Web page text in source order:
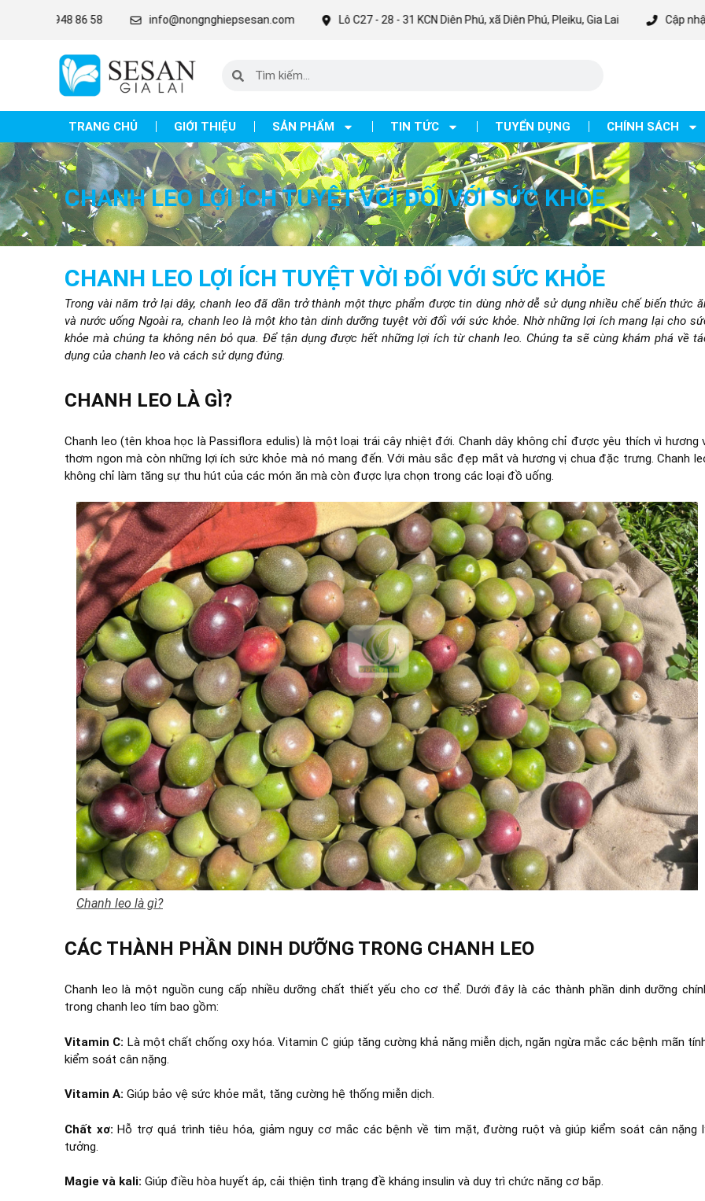
info@nongnghiepsesan.com Lô C27 - 28 - 31 KCN Diên Phú, xã Diên Phú, Pleiku, Gia Lai Cập nhật chương
TRANG CHỦ GIỚI THIỆU SẢN PHẨM TIN TỨC TUYỂN DỤNG CHÍNH SÁCH
CHANH LEO LỢI ÍCH TUYỆT VỜI ĐỐI VỚI SỨC KHỎE
CHANH LEO LỢI ÍCH TUYỆT VỜI ĐỐI VỚI SỨC KHỎE
Trong vài năm trở lại dây, chanh leo đã dần trở thành một thực phẩm được tin dùng nhờ dễ sử dụng nhiều chế biến thức
và nước uống Ngoài ra, chanh leo là một kho tàn dinh dưỡng tuyệt vời đối với sức khỏe. Nhờ những lợi ích mang lại cho
khỏe mà chúng ta không nên bỏ qua. Để tận dụng được hết những lợi ích từ chanh leo. Chúng ta sẽ cùng khám phá về
dụng của chanh leo và cách sử dụng đúng.
CHANH LEO LÀ GÌ?
Chanh leo (tên khoa học là Passiflora edulis) là một loại trái cây nhiệt đới. Chanh dây không chỉ được yêu thích vì hương
thơm ngon mà còn những lợi ích sức khỏe mà nó mang đến. Với màu sắc đẹp mắt và hương vị chua đặc trưng. Chanh
không chỉ làm tăng sự thu hút của các món ăn mà còn được lựa chọn trong các loại đồ uống.
Chanh leo là gì?
CÁC THÀNH PHẦN DINH DƯỠNG TRONG CHANH LEO
Chanh leo là một nguồn cung cấp nhiều dưỡng chất thiết yếu cho cơ thể. Dưới đây là các thành phần dinh dưỡng
trong chanh leo tím bao gồm:
Vitamin C: Là một chất chống oxy hóa. Vitamin C giúp tăng cường khả năng miễn dịch, ngăn ngừa mắc các bệnh mãn
kiểm soát cân nặng.
Vitamin A: Giúp bảo vệ sức khỏe mắt, tăng cường hệ thống miễn dịch.
Chất xơ: Hỗ trợ quá trình tiêu hóa, giảm nguy cơ mắc các bệnh về tim mặt, đường ruột và giúp kiểm soát cân nặng
tưởng.
Magie và kali: Giúp điều hòa huyết áp, cải thiện tình trạng đề kháng insulin và duy trì chức năng cơ bắp.